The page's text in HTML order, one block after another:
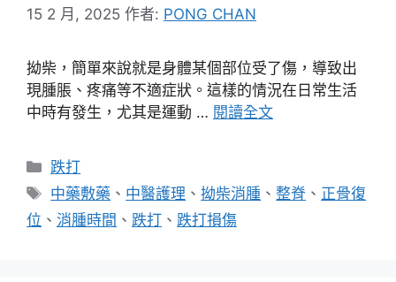
15 2 月, 2025 作者: PONG CHAN
拗柴，簡單來說就是身體某個部位受了傷，導致出
現腫脹、疼痛等不適症狀。這樣的情況在日常生活
中時有發生，尤其是運動 … 閱讀全文
分
類
跌打
標
籤
中藥敷藥 、 中醫護理 、拗柴消腫 、整脊 、 正骨復
位 、 消腫時間 、 跌打 、 跌打損傷